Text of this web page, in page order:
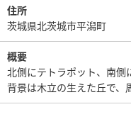
住所
茨城県北茨城市平潟町
概要
北側にテトラポット、南側
背景は木立の生えた丘で、